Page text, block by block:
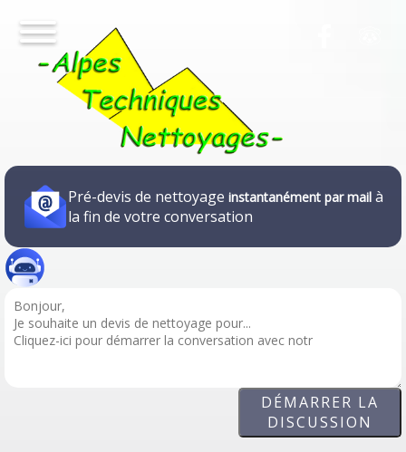
Pré-devis de nettoyage instantanément par mail à
la fin de votre conversation
DÉMARRER LA
DISCUSSION